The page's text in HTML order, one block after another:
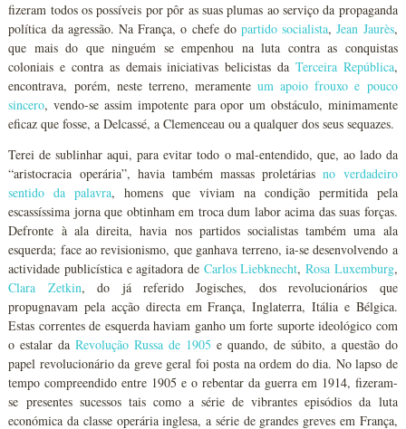
fizeram todos os possíveis por pôr as suas plumas ao serviço da propaganda
política da agressão. Na França, o chefe do partido socialista,Jean Jaurès,
que mais do que ninguém se empenhou na luta contra as conquistas
coloniais e contra as demais iniciativas belicistas da Terceira República,
encontrava, porém, neste terreno, meramenteum apoio frouxo e pouco
sincero, vendo-se assim impotente para opor um obstáculo, minimamente
eficaz que fosse, a Delcassé, a Clemenceau ou a qualquer dos seus sequazes.
Terei de sublinhar aqui, para evitar todo o mal-entendido, que, ao lado da
“aristocracia operária”, havia também massas proletáriasno verdadeiro
sentido da palavra, homens que viviam na condição permitida pela
escassíssima jorna que obtinham em troca dum labor acima das suas forças.
Defronte à ala direita, havia nos partidos socialistas também uma ala
esquerda; face ao revisionismo, que ganhava terreno, ia-se desenvolvendo a
actividade publicística e agitadora de Carlos Liebknecht, Rosa Luxemburg,
Clara Zetkin, do já referido Jogisches, dos revolucionários que
propugnavam pela acção directa em França, Inglaterra, Itália e Bélgica.
Estas correntes de esquerda haviam ganho um forte suporte ideológico com
o estalar daRevolução Russa de 1905 e quando, de súbito, a questão do
papel revolucionário da greve geral foi posta na ordem do dia. No lapso de
tempo compreendido entre 1905 e o rebentar da guerra em 1914, fizeram-
se presentes sucessos tais como a série de vibrantes episódios da luta
económica da classe operária inglesa, a série de grandes greves em França,